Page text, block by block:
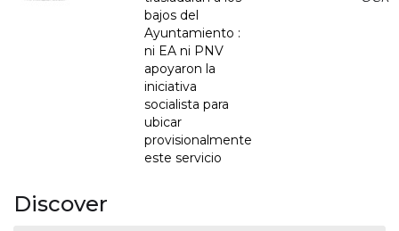
bajos del
Ayuntamiento :
ni EA ni PNV
apoyaron la
iniciativa
socialista para
ubicar
provisionalmente
este servicio
Discover